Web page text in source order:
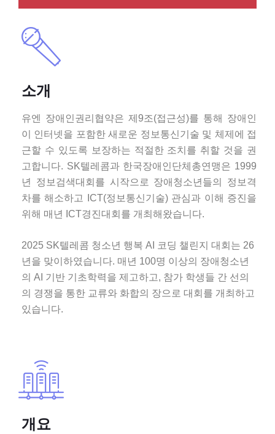
소개
유엔 장애인권리협약은 제 9조(접근성)를 통해 장애인
이 인터넷을 포함한 새로운 정보통신기술 및 체제에 접
근할 수 있도록 보장하는 적절한 조치를 취할 것을 권
고합니다. SK텔레콤과 한국장애인단체총연맹은 1999
년 정보검색대회를 시작으로 장애청소년들의 정보격
차를 해소하고
ICT(정보통신기술) 관심과 이해 증진을
위해 매년
ICT경진대회를 개최해왔습니다.
2025 SK텔레콤 청소년 행복 AI 코딩 챌린지 대회는 26
년을 맞이하였습니다. 매년 100명 이상의 장애청소년
의 AI 기반 기초학력을 제고하고, 참가 학생들 간 선의
의 경쟁을 통한 교류와 화합의 장으로 대회를 개최하고
있습니다.
개요